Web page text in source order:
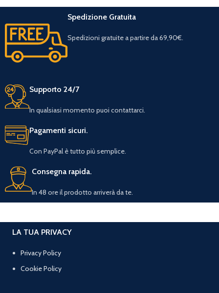
Spedizione Gratuita
Spedizioni gratuite a partire da 69,90€.
Supporto 24/7
In qualsiasi momento puoi contattarci.
Pagamenti sicuri.
Con PayPal è tutto più semplice.
Consegna rapida.
In 48 ore il prodotto arriverà da te.
LA TUA PRIVACY
Privacy Policy
Cookie Policy